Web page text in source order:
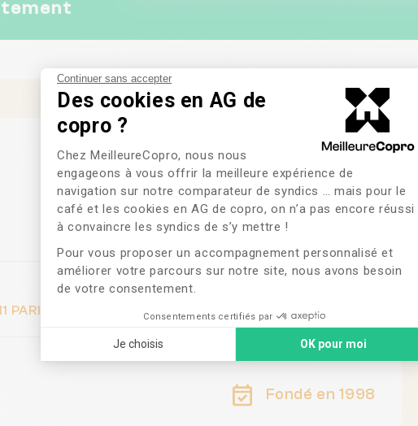
Continuer sans accepter
Des cookies en AG de
copro ?
Plateforme de Gestion du
Chez MeilleureCopro, nous nous
engageons à vous offrir la meilleure expérience de
navigation sur notre comparateur de syndics … mais pour le
café et les cookies en AG de copro, on n’a pas encore réussi
à convaincre les syndics de s’y mettre !
Pour vous proposer un accompagnement personnalisé et
améliorer votre parcours sur notre site, nous avons besoin
de votre consentement.
Consentements certifiés par
Je choisis OK pour moi
Axeptio consent
PARIS, France
Fondé en 1998